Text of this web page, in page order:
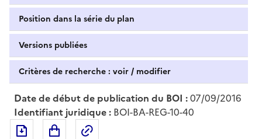
Position dans la série du plan
Versions publiées
Critères de recherche : voir / modifier
Date de début de publication du BOI :07/09/2016
Identifiant juridique : BOI-BA-REG-10-40
Exporter le document au format pdf